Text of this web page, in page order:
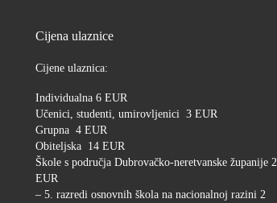
Cijena ulaznice
Cijene ulaznica:
Individualna 6 EUR
Učenici, studenti, umirovljenici 3 EUR
Grupna 4 EUR
Obiteljska 14 EUR
Škole s područja Dubrovačko-neretvanske županije 2
EUR
– 5. razredi osnovnih škola na nacionalnoj razini 2